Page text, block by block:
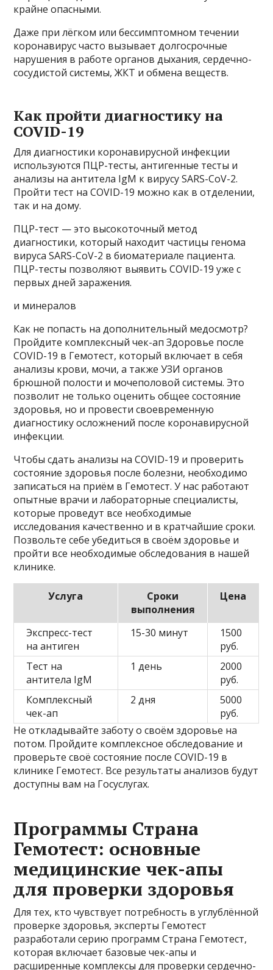
крайне опасными.
Даже при лёгком или бессимптомном течении
коронавирус часто вызывает долгосрочные
нарушения в работе органов дыхания, сердечно-
сосудистой системы, ЖКТ и обмена веществ.
Как пройти диагностику на
COVID-19
Для диагностики коронавирусной инфекции
используются ПЦР-тесты, антигенные тесты и
анализы на антитела IgM к вирусу SARS-CoV-2.
Пройти тест на COVID-19 можно как в отделении,
так и на дому.
ПЦР-тест — это высокоточный метод
диагностики, который находит частицы генома
вируса SARS-CoV-2 в биоматериале пациента.
ПЦР-тесты позволяют выявить COVID-19 уже с
первых дней заражения.
и минералов
Как не попасть на дополнительный медосмотр?
Пройдите комплексный чек-ап Здоровье после
COVID-19 в Гемотест, который включает в себя
анализы крови, мочи, а также УЗИ органов
брюшной полости и мочеполовой системы. Это
позволит не только оценить общее состояние
здоровья, но и провести своевременную
диагностику осложнений после коронавирусной
инфекции.
Чтобы сдать анализы на COVID-19 и проверить
состояние здоровья после болезни, необходимо
записаться на приём в Гемотест. У нас работают
опытные врачи и лабораторные специалисты,
которые проведут все необходимые
исследования качественно и в кратчайшие сроки.
Позвольте себе убедиться в своём здоровье и
пройти все необходимые обследования в нашей
клинике.
Услуга
Сроки
выполнения
Цена
Экспресс-тест
на антиген
15-30 минут
1500
руб.
Тест на
антитела IgM
1 день
2000
руб.
Комплексный
чек-ап
2 дня
5000
руб.
Не откладывайте заботу о своём здоровье на
потом. Пройдите комплексное обследование и
проверьте своё состояние после COVID-19 в
клинике Гемотест. Все результаты анализов будут
доступны вам на Госуслугах.
Программы Страна
Гемотест: основные
медицинские чек-апы
для проверки здоровья
Для тех, кто чувствует потребность в углублённой
проверке здоровья, эксперты Гемотест
разработали серию программ Страна Гемотест,
которая включает базовые чек-апы и
расширенные комплексы для проверки сердечно-